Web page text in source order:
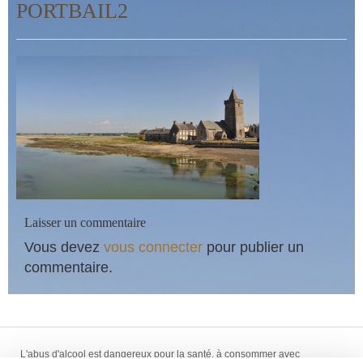
PORTBAIL2
Laisser un commentaire
Vous devez vous connecter pour publier un
commentaire.
L'abus d'alcool est dangereux pour la santé, à consommer avec